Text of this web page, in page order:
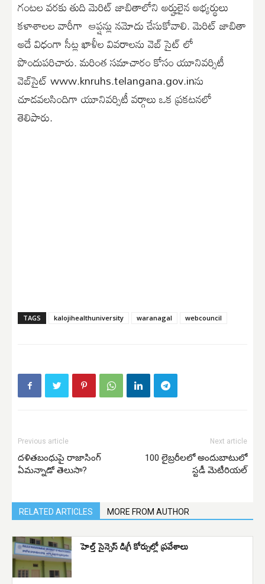
గంటల వరకు తుది మెరిట్‌ జాబితాలోని అర్హులైన అభ్యర్థులు
కళాశాలల వారీగా ‌ ఆప్షన్లు నమోదు చేసుకోవాలి. మెరిట్ జాబితా
అదే విధంగా సీట్ల ఖాళీల వివరాలను వెబ్ సైట్ లో
పొందుపరిచారు. మరింత సమాచారం కోసం యూనివర్సిటీ
వెబ్‌సైట్‌ www.knruhs.telangana.gov.inను
చూడవలసిందిగా యూనివర్సిటీ వర్గాలు ఒక ప్రకటనలో
తెలిపారు.
TAGS kalojihealthuniversity waranagal webcouncil
Previous article
దళితబంధుపై రాజాసింగ్
ఏమన్నాడో తెలుసా?
Next article
100 లైబ్రరీలలో అందుబాటులో
స్టడీ మెటీరియల్
RELATED ARTICLES MORE FROM AUTHOR
హెల్త్ సైన్సెస్ డిగ్రీ కోర్సుల్లో ప్రవేశాలు